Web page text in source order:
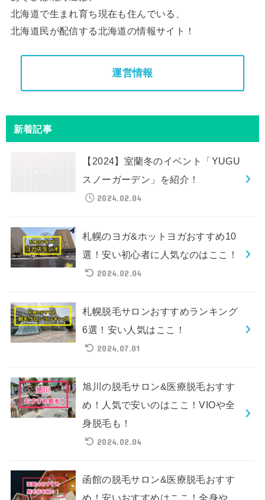
北海道で生まれ育ち現在も住んでいる、
北海道民が配信する北海道の情報サイト！
運営情報
新着記事
【2024】室蘭冬のイベント「YUGU
スノーガーデン」を紹介！
2024.02.04
札幌のヨガ&ホットヨガおすすめ10
選！安い初心者に人気なのはここ！
2024.02.04
札幌脱毛サロンおすすめランキング
6選！安い人気はここ！
2024.07.01
旭川の脱毛サロン&医療脱毛おすす
め！人気で安いのはここ！VIOや全
身脱毛も！
2024.02.04
函館の脱毛サロン&医療脱毛おすす